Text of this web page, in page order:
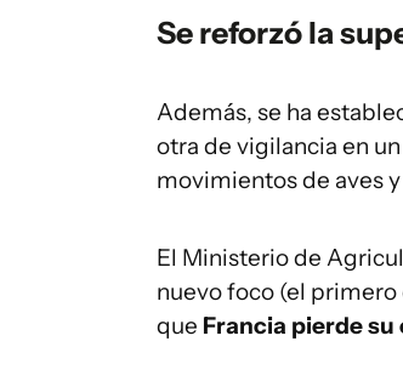
Se reforzó la
Además, se ha
otra de vigilancia en
movimientos de aves
El Ministerio de
nuevo foco (el primero
que Francia pierde